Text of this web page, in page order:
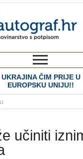
UKRAJINA ČIM PRIJE U
EUROPSKU UNIJU!!
učiniti